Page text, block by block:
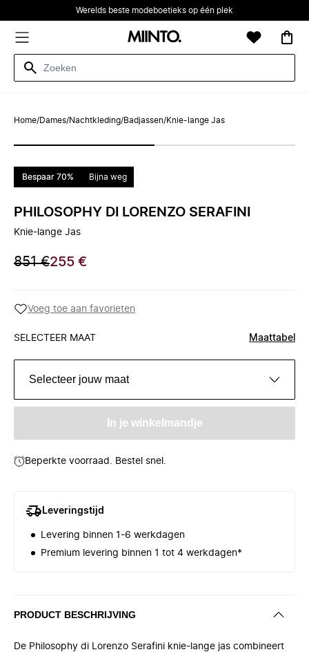
Werelds beste modeboetieks op één plek
Home/Dames/Nachtkleding/Badjassen/Knie-lange Jas
Bespaar 70% Bijna weg
PHILOSOPHY DI LORENZO SERAFINI
Knie-lange Jas
851 €255 €
Voeg toe aan favorieten
SELECTEER MAAT Maattabel
Selecteer jouw maat
In je winkelmandje
Beperkte voorraad. Bestel snel.
Leveringstijd
Levering binnen 1-6 werkdagen
Premium levering binnen 1 tot 4 werkdagen*
PRODUCT BESCHRIJVING
De Philosophy di Lorenzo Serafini knie-lange jas combineert